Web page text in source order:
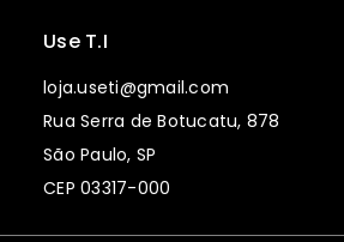
Use T.I
loja.useti@gmail.com
Rua Serra de Botucatu, 878
São Paulo, SP
CEP 03317-000